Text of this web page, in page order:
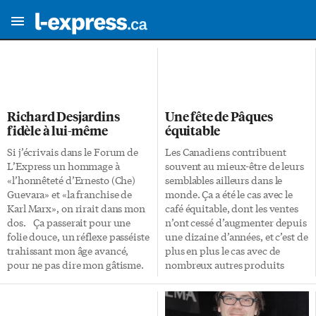
Richard Desjardins
fidèle à lui-même
Si j’écrivais dans le Forum de
L’Express un hommage à
«l’honnêteté d’Ernesto (Che)
Guevara» et «la franchise de
Karl Marx», on rirait dans mon
dos. Ça passerait pour une
folie douce, un réflexe passéiste
trahissant mon âge avancé,
pour ne pas dire mon gâtisme.
Une fête de Pâques
équitable
Les Canadiens contribuent
souvent au mieux-être de leurs
semblables ailleurs dans le
monde. Ça a été le cas avec le
café équitable, dont les ventes
n’ont cessé d’augmenter depuis
une dizaine d’années, et c’est de
plus en plus le cas avec de
nombreux autres produits
L’achat de produits certifiés
équitables a d’importantes